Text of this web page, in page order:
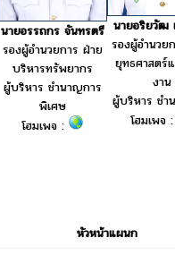
นายอรรถกร จันทรตรี
รองผู้อำนวยการ ฝ่าย
บริหารทรัพยากร
ผู้บริหาร ชำนาญการ
พิเศษ
โฮมเพจ :
นายอริยวัฒ
รองผู้อำนวย
ยุทธศาสตร์
งาน
ผู้บริหาร ชำ
โฮมเพจ
หัวหน้าแผนก